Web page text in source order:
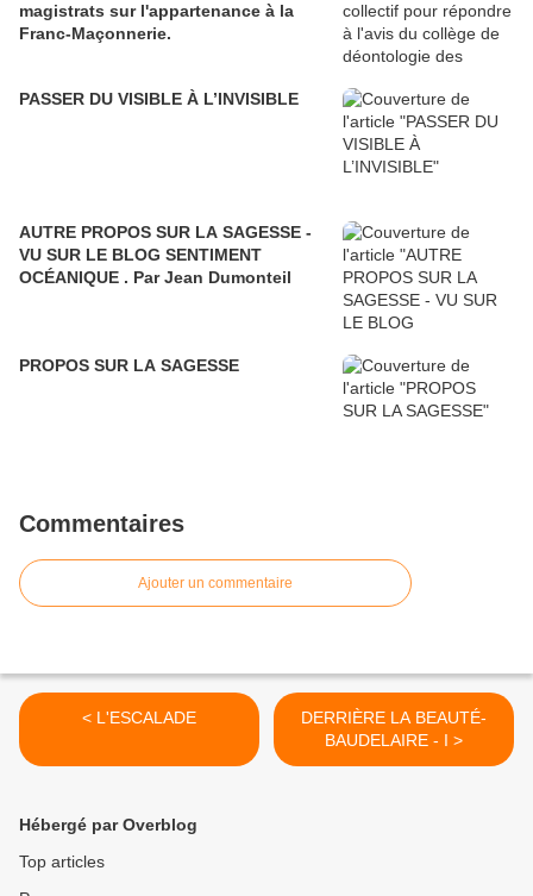
magistrats sur l'appartenance à la
Franc-Maçonnerie.
PASSER DU VISIBLE À L’INVISIBLE
AUTRE PROPOS SUR LA SAGESSE -
VU SUR LE BLOG SENTIMENT
OCÉANIQUE . Par Jean Dumonteil
PROPOS SUR LA SAGESSE
Commentaires
Ajouter un commentaire
< L'ESCALADE
DERRIÈRE LA BEAUTÉ-
BAUDELAIRE - I >
Hébergé par Overblog
Top articles